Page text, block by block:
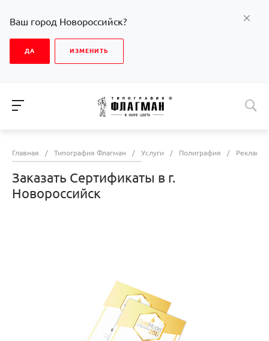
Ваш город Новороссийск?
ДА ИЗМЕНИТЬ
Главная / Типография Флагман / Услуги / Полиграфия /
Заказать Сертификаты в г.
Новороссийск